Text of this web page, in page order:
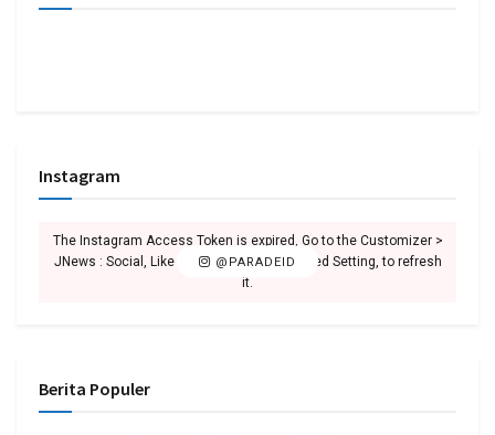
Instagram
@PARADEID
The Instagram Access Token is expired, Go to the Customizer >
JNews : Social, Like & View > Instagram Feed Setting, to refresh
it.
Berita Populer